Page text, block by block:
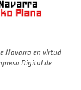
Navarra en virtud
Digital de